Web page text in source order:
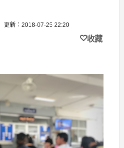
更新：2018-07-25 22:20
收藏